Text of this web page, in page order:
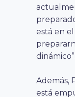
está en
dinámico”.
Además,
está